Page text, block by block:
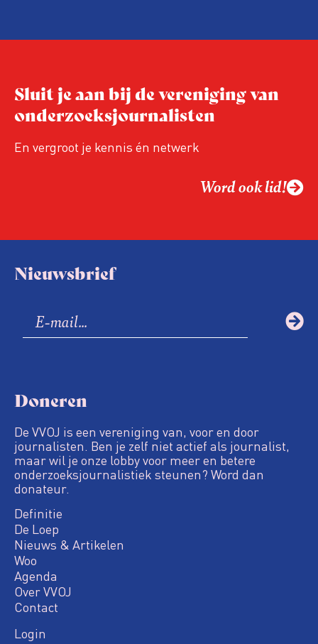
Sluit je aan bij de vereniging van
onderzoeksjournalisten
En vergroot je kennis én netwerk
Word ook lid!
Nieuwsbrief
Doneren
De VVOJ is een vereniging van, voor en door
journalisten. Ben je zelf niet actief als journalist,
maar wil je onze lobby voor meer en betere
onderzoeksjournalistiek steunen? Word dan
donateur.
Definitie
De Loep
Nieuws & Artikelen
Woo
Agenda
Over VVOJ
Contact
Login